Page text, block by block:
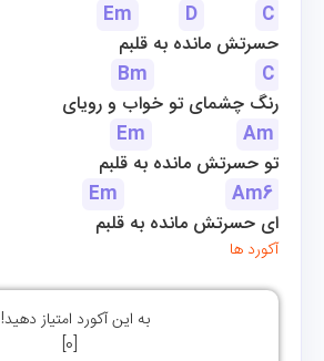
Em D
C
حسرتش مانده به قلبم
Bm
C
رنگ چشمای تو خواب و رویای
Em
Am
تو حسرتش مانده به قلبم
Em
Am6
ای حسرتش مانده به قلبم
آکورد ها
به این آکورد امتیاز دهید!
[
0
]